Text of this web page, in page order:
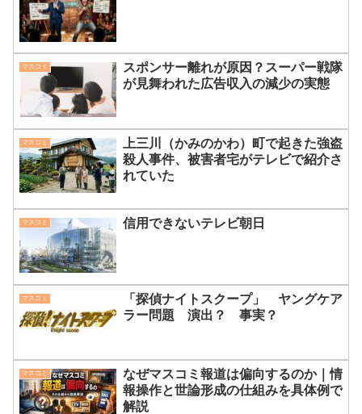
マスコミ
スポンサー離れが原因？スーパー戦隊
が見舞われた広告収入の減少の実態
マスコミ
上三川（かみのかわ）町で起きた強盗
殺人事件、被害者宅がテレビで紹介さ
れていた
マスコミ 信用できないテレビ朝日
マスコミ
「探偵ナイトスクープ」 ヤングケア
ラー問題 演出？ 事実？
マスコミ
なぜマスコミ報道は偏向するのか｜情
報操作と世論形成の仕組みを具体例で
解説